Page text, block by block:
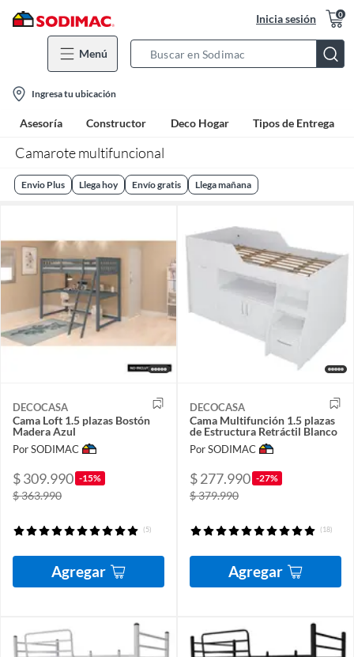
Inicia sesión 0
Menú
Bar
location-
icon
Ingresa tu ubicación
Asesoría Constructor Deco Hogar Tipos de Entrega
Camarote multifuncional
Envio Plus Llega hoy Envío gratis Llega mañana
DECOCASA
Cama Loft 1.5 plazas Bostón
Madera Azul
Por SODIMAC
$ 309.990 -15%
$ 363.990
(5)
Agregar
DECOCASA
Cama Multifunción 1.5 plazas
de Estructura Retráctil Blanco
Por SODIMAC
$ 277.990 -27%
$ 379.990
(18)
Agregar